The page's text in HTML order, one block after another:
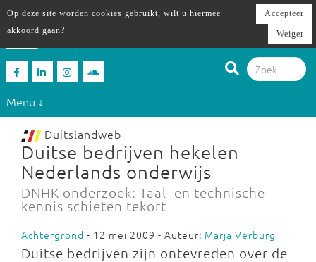
Menu ↓
Duitslandweb
Duitse bedrijven hekelen
Nederlands onderwijs
DNHK-onderzoek: Taal- en technische
kennis schieten tekort
Achtergrond - 12 mei 2009 - Auteur: Marja Verburg
Duitse bedrijven zijn ontevreden over de
Op deze site worden cookies gebruikt, wilt u hiermee
akkoord gaan?
Accepteer
Weiger